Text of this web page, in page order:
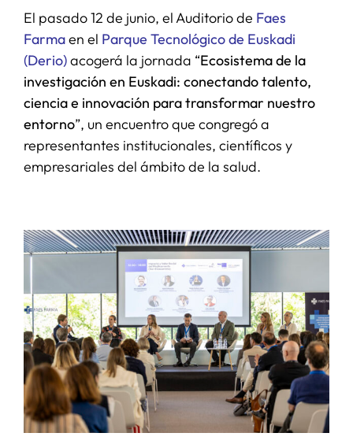
El pasado 12 de junio, el Auditorio de Faes
Farmaen el Parque Tecnológico de Euskadi
(Derio)acogerá la jornada “Ecosistema de la
investigación en Euskadi: conectando talento,
ciencia e innovación para transformar nuestro
entorno”, un encuentro que congregó a
representantes institucionales, científicos y
empresariales del ámbito de la salud.